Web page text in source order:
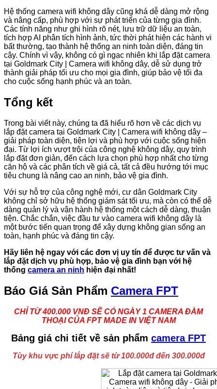
Hệ thống camera wifi không dây cũng khá dễ dàng mở rộng
và nâng cấp, phù hợp với sự phát triển của từng gia đình.
Các tính năng như ghi hình rõ nét, lưu trữ dữ liệu an toàn,
tích hợp AI phân tích hình ảnh, tức thời phát hiện các hành vi
bất thường, tạo thành hệ thống an ninh toàn diện, đáng tin
cậy. Chính vì vậy, không có gì ngạc nhiên khi lắp đặt camera
tại Goldmark City | Camera wifi không dây, dễ sử dụng trở
thành giải pháp tối ưu cho mọi gia đình, giúp bảo vệ tối đa
cho cuộc sống hạnh phúc và an toàn.
Tổng kết
Trong bài viết này, chúng ta đã hiểu rõ hơn về các dịch vụ
lắp đặt camera tại Goldmark City | Camera wifi không dây –
giải pháp toàn diện, tiện lợi và phù hợp với cuộc sống hiện
đại. Từ lợi ích vượt trội của công nghệ không dây, quy trình
lắp đặt đơn giản, đến cách lựa chọn phù hợp nhất cho từng
căn hộ và các phân tích về giá cả, tất cả đều hướng tới mục
tiêu chung là nâng cao an ninh, bảo vệ gia đình.
Với sự hỗ trợ của công nghệ mới, cư dân Goldmark City
không chỉ sở hữu hệ thống giám sát tối ưu, mà còn có thể dễ
dàng quản lý và vận hành hệ thống một cách dễ dàng, thuận
tiện. Chắc chắn, việc đầu tư vào camera wifi không dây là
một bước tiến quan trọng để xây dựng không gian sống an
toàn, hạnh phúc và đáng tin cậy.
Hãy liên hệ ngay với các đơn vị uy tín để được tư vấn và
lắp đặt dịch vụ phù hợp, bảo vệ gia đình bạn với hệ
thống camera an ninh hiện đại nhất!
Báo Giá Sản Phẩm Camera FPT
CHỈ TỪ 400.000 VNĐ SẼ CÓ NGÀY 1 CAMERA ĐÀM
THOẠI CỦA FPT MADE IN VIỆT NAM
Bảng giá chi tiết về sản phẩm camera FPT
Tùy khu vực phí lắp đặt sẽ từ 100.000đ đến 300.000đ